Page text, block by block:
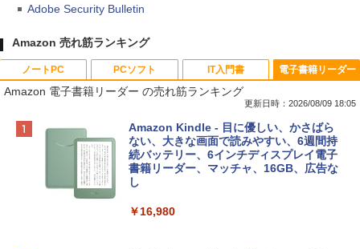
Adobe Security Bulletin
Amazon 売れ筋ランキング
ノートPC
Apple 2026 MacBook Neo A18 Proチッ
プ搭載13インチノートブック：AIとAppl
e Intelligenceのために設計、Liquid Ret
inaディスプレイ、8GBユニファイドメモ
リ、256GB SSDストレージ、1080p Fac
PCソフト
Robloxギフトカード - 800 Robux 【限
定バーチャルアイテムを含む】 【オンラ
インゲームコード】 ロブロックス | オン
ラインコード版
IT入門書
生成AIパスポート公式テキスト 第４版
￥1,766
電子書籍リーダー
Amazon 電子書籍リーダー の売れ筋ランキング
更新日時：2026/08/09 18:05
Amazon Kindle - 目に優しい、かさばら
ない、大きな画面で読みやすい、6週間持
続バッテリー、6インチディスプレイ電子
書籍リーダー、マッチャ、16GB、広告な
し
￥16,980